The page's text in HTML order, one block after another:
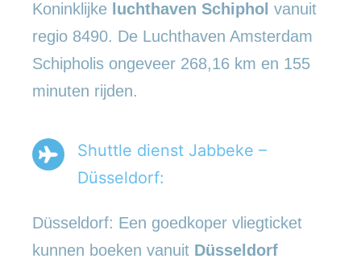
Koninklijke luchthaven Schiphol vanuit
regio 8490. De Luchthaven Amsterdam
Schipholis ongeveer 268,16 km en 155
minuten rijden.
Shuttle dienst Jabbeke –
Düsseldorf:
Düsseldorf: Een goedkoper vliegticket
kunnen boeken vanuit Düsseldorf